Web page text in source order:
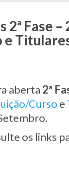
Fase –
aberta 2ª
Curso e
os links